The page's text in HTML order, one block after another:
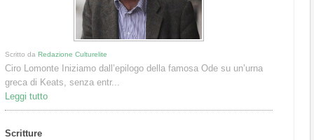
Scritto daRedazione Culturelite
Ciro Lomonte Iniziamo dall’epilogo della famosa Ode su un’urna
greca di Keats, senza entr...
Leggi tutto
Scritture